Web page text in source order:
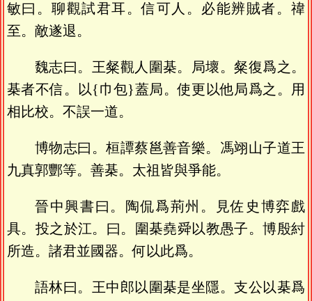
敏曰。聊觀試君耳。信可人。必能辨賊者。禕
至。敵遂退。
魏志曰。王粲觀人圍棊。局壞。粲復爲之。
棊者不信。以{巾包}蓋局。使更以他局爲之。用
相比校。不誤一道。
博物志曰。桓譚蔡邕善音樂。馮翊山子道王
九真郭酆等。善棊。太祖皆與爭能。
晉中興書曰。陶侃爲荊州。見佐史博弈戲
具。投之於江。曰。圍棊堯舜以教愚子。博殷紂
所造。諸君並國器。何以此爲。
語林曰。王中郎以圍棊是坐隱。支公以棊爲